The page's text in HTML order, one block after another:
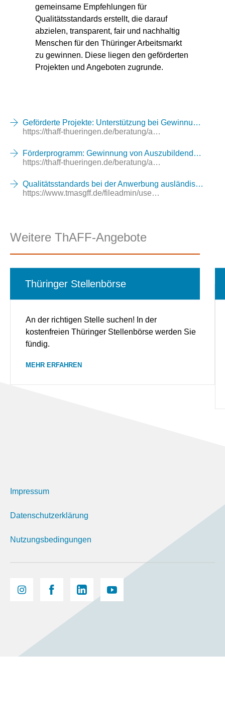
gemeinsame Empfehlungen für
Qualitätsstandards erstellt, die darauf
abzielen, transparent, fair und nachhaltig
Menschen für den Thüringer Arbeitsmarkt
zu gewinnen. Diese liegen den geförderten
Projekten und Angeboten zugrunde.
https://thaff-thueringen.de/beratung/arbeitgeber/gefoerderte-projekte-zur-unterstuetzung-bei-der-gewinnung-von-auszubildenden-und-fachkraeften-im-ausland
Geförderte Projekte: Unterstützung bei Gewinnung internationaler Auszubildender und Fachkräfte
https://thaff-thueringen.de/beratung/arbeitgeber/pflegeausbildung-gewinnung-von-auszubildenden-aus-drittstaaten-fuer-die-pflege
Förderprogramm: Gewinnung von Auszubildenden aus Drittstaaten für die Pflege
https://www.tmasgff.de/fileadmin/user_upload/Arbeit/Dokumente/Arbeitsgruppen_und_Allianzen/Qualitaetsstandards_zur_Anwerbung.pdf
Qualitätsstandards bei der Anwerbung ausländischer Azubis und Fachkräfte
Weitere ThAFF-Angebote
Thüringer Stellenbörse
An der richtigen Stelle suchen! In der
kostenfreien Thüringer Stellenbörse werden Sie
fündig.
MEHR ERFAHREN
Impressum
Datenschutzerklärung
Nutzungsbedingungen